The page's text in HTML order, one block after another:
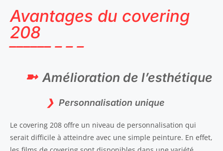
Avantages du covering
208
Amélioration de l’esthétique
Personnalisation unique
Le covering 208 offre un niveau de personnalisation qui
serait difficile à atteindre avec une simple peinture. En effet,